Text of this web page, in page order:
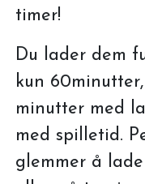
timer!
Du lader dem
kun
minutter med
med spilletid.
glemmer å